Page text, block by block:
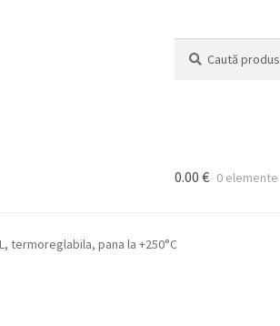
după:
0.00 € 0 elemente
termoreglabila, pana la +250°C